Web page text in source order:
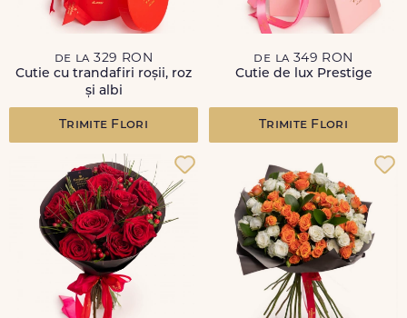
de la 329 RON
Cutie cu trandafiri roșii, roz
și albi
Trimite Flori
de la 349 RON
Cutie de lux Prestige
Trimite Flori